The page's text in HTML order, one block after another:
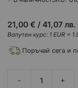
21,00 € / 41,07 лв.
Валутен курс: 1 EUR =
Поръчай сега и